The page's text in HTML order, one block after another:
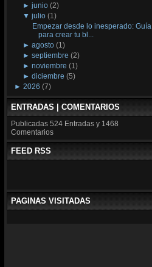
►junio (2)
▼julio (1)
Empezar desde lo inesperado: Guía
para crear tu bl...
►agosto (1)
►septiembre (2)
►noviembre (1)
►diciembre (5)
► 2026 (7)
ENTRADAS | COMENTARIOS
Publicadas 524 Entradas y 1468
Comentarios
FEED RSS
PAGINAS VISITADAS